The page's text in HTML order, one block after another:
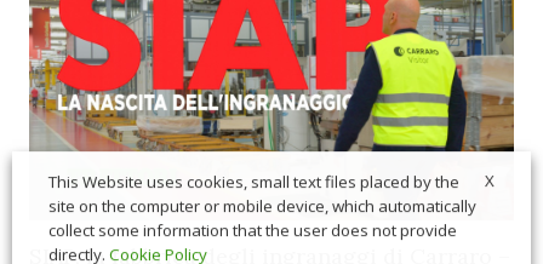
SIAP, la fabbrica degli ingranaggi di Carraro –
X
This Website uses cookies, small text files placed by the
site on the computer or mobile device, which automatically
collect some information that the user does not provide
directly. Cookie Policy